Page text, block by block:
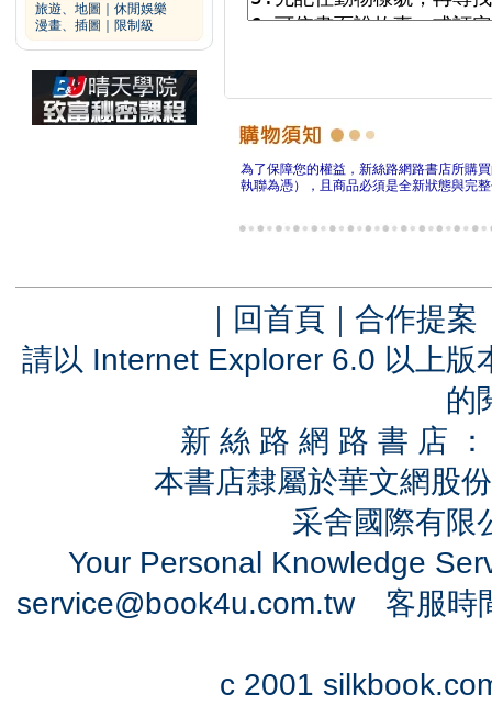
旅遊、地圖
休閒娛樂
漫畫、插圖
限制級
為了保障您的權益，新絲路網路書店所購
執聯為憑），且商品必須是全新狀態與完
｜ 回首頁 ｜ 合作提案
請以 Internet Explorer 6.0 以上
的
新 絲 路 網 路 書 店
本書店隸屬於華文網股
采舍國際有
Your Personal Knowledge
service@book4u.com.tw客服時
c 2001